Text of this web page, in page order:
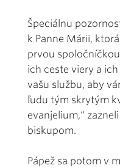
Špeciálnu
k Panne Márii,
prvou
ich ceste viery a
vašu službu, aby
ľudu tým skrytým
evanjelium,“
biskupom.
Pápež sa potom v